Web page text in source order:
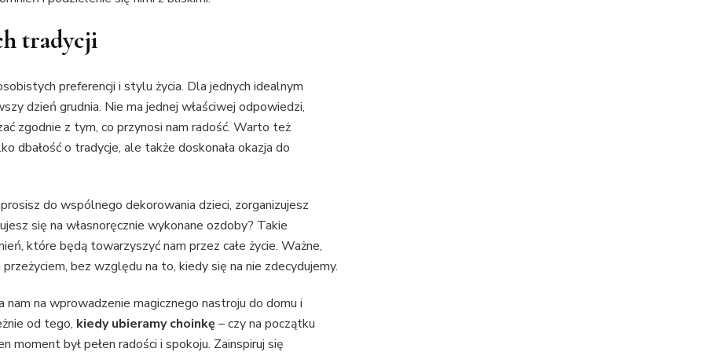
tradycji
preferencji i stylu życia. Dla jednych idealnym
dzień grudnia. Nie ma jednej właściwej odpowiedzi,
zgodnie z tym, co przynosi nam radość. Warto też
dbałość o tradycje, ale także doskonała okazja do
do wspólnego dekorowania dzieci, zorganizujesz
się na własnoręcznie wykonane ozdoby? Takie
które będą towarzyszyć nam przez całe życie. Ważne,
bez względu na to, kiedy się na nie zdecydujemy.
na wprowadzenie magicznego nastroju do domu i
od tego, kiedy ubieramy choinkę – czy na początku
był pełen radości i spokoju. Zainspiruj się